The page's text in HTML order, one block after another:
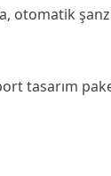
tasarım